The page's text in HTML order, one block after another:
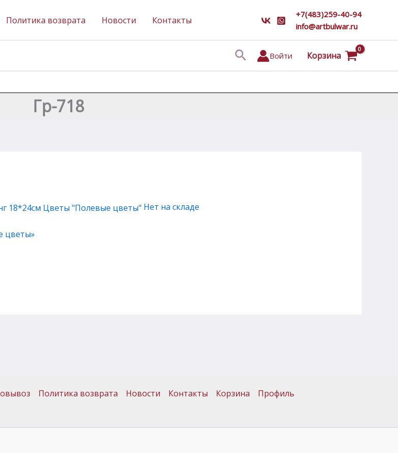
Политика возврата Новости Контакты
+7(483)259-40-94
info@artbulwar.ru
ПоискВойти Корзина
Гр-718
Нет на складе
цветы»
Политика возврата Новости Контакты Корзина Профиль